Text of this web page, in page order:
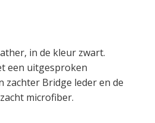
in de kleur zwart.
een uitgesproken
zachter Bridge leder en de
microfiber.